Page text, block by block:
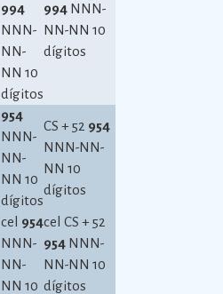
994
NNN-
NN-
NN 10
dígitos
994 NNN-
NN-NN 10
dígitos
954
NNN-
NN-
NN 10
dígitos
CS + 52 954
NNN-NN-
NN 10
dígitos
cel 954
NNN-
NN-
NN 10
cel CS + 52
954 NNN-
NN-NN 10
dígitos